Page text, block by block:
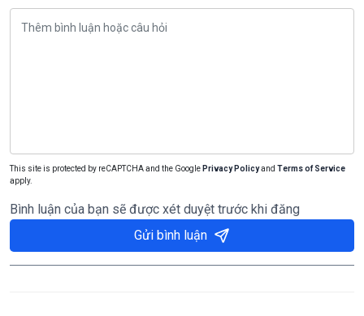
This site is protected by reCAPTCHA and the Google Privacy Policyand Terms of Service
apply.
Bình luận của bạn sẽ được xét duyệt trước khi đăng
Gửi bình luận